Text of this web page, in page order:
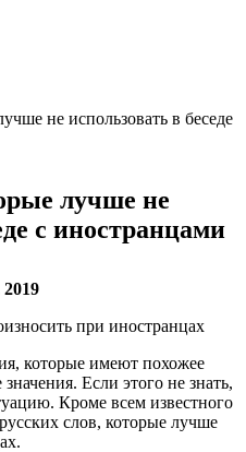
не использовать в беседе
лучше не
с иностранцами
которые имеют похожее
Если этого не знать,
Кроме всем известного
слов, которые лучше